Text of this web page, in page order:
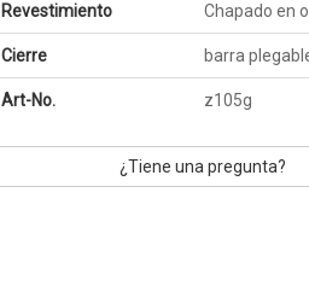
Revestimiento Chapado en
Cierre barra
Art-No. z105g
¿Tiene una pregunta?